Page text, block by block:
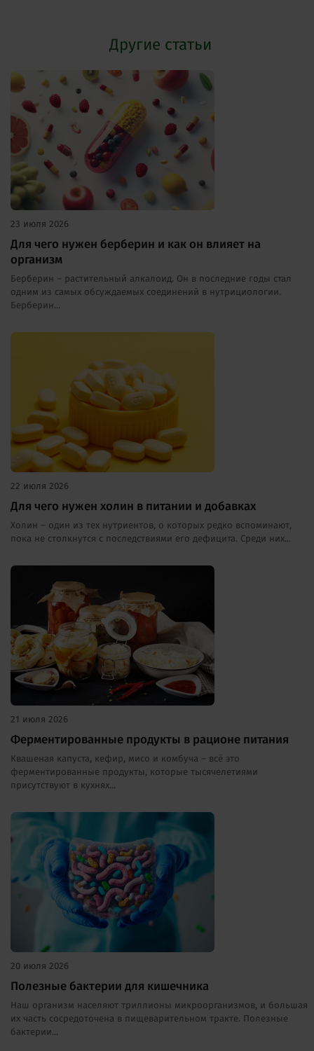
Другие статьи
23 июля 2026
Для чего нужен берберин и как он влияет на
организм
Берберин – растительный алкалоид. Он в последние годы стал
одним из самых обсуждаемых соединений в нутрициологии.
Берберин...
22 июля 2026
Для чего нужен холин в питании и добавках
Холин – один из тех нутриентов, о которых редко вспоминают,
пока не столкнутся с последствиями его дефицита. Среди них...
21 июля 2026
Ферментированные продукты в рационе питания
Квашеная капуста, кефир, мисо и комбуча – всё это
ферментированные продукты, которые тысячелетиями
присутствуют в кухнях...
20 июля 2026
Полезные бактерии для кишечника
Наш организм населяют триллионы микроорганизмов, и большая
их часть сосредоточена в пищеварительном тракте. Полезные
бактерии...